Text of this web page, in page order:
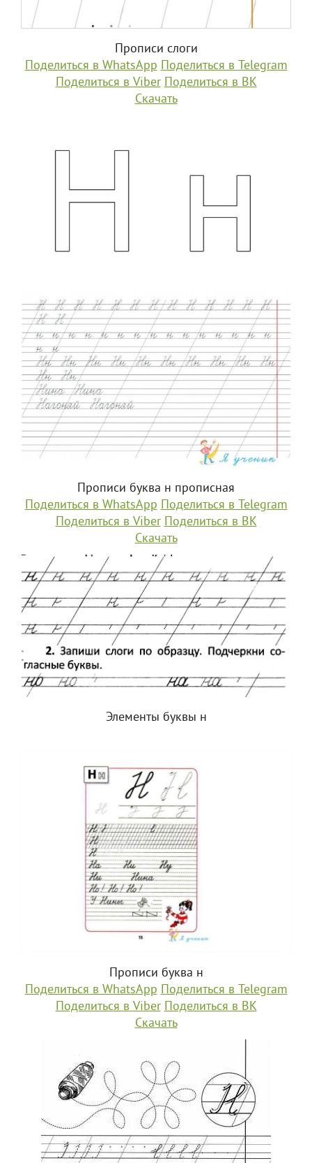
Прописи слоги
Поделиться в WhatsApp Поделиться в Telegram
Поделиться в Viber Поделиться в ВК
Скачать
Прописи буква н прописная
Поделиться в WhatsApp Поделиться в Telegram
Поделиться в Viber Поделиться в ВК
Скачать
Элементы буквы н
Прописи буква н
Поделиться в WhatsApp Поделиться в Telegram
Поделиться в Viber Поделиться в ВК
Скачать